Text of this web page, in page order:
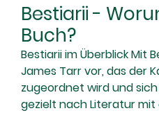
Bestiarii -
Buch?
Bestiarii im Überblick Mit
James Tarr vor, das der
zugeordnet wird und
gezielt nach Literatur mit